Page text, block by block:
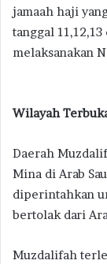
jamaah haji
tanggal
melaksanakan
Wilayah
Daerah
Mina di Arab
diperintahkan
bertolak dari
Muzdalifah